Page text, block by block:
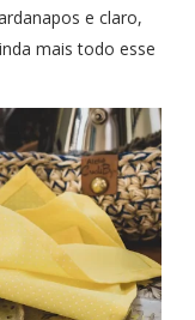
e claro,
mais todo esse